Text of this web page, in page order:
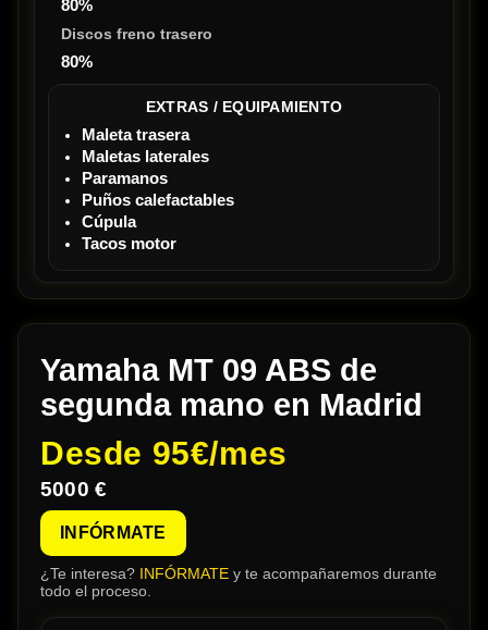
80%
Discos freno trasero
80%
EXTRAS / EQUIPAMIENTO
Maleta trasera
Maletas laterales
Paramanos
Puños calefactables
Cúpula
Tacos motor
Yamaha MT 09 ABS de
segunda mano en Madrid
Desde 95€/mes
5000 €
INFÓRMATE
¿Te interesa? INFÓRMATE y te acompañaremos durante
todo el proceso.